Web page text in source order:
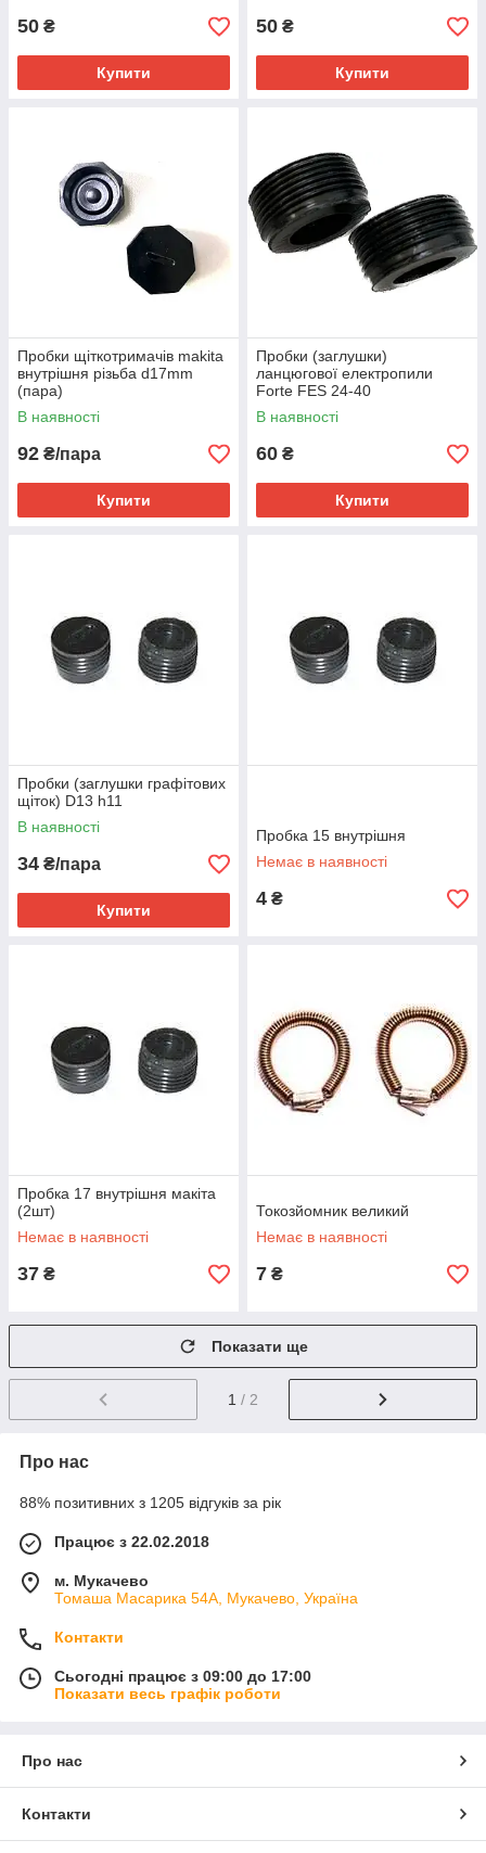
50 ₴
Купити
50 ₴
Купити
Пробки щіткотримачів makita
внутрішня різьба d17mm
(пара)
В наявності
92 ₴/пара
Купити
Пробки (заглушки)
ланцюгової електропили
Forte FES 24-40
В наявності
60 ₴
Купити
Пробки (заглушки графітових
щіток) D13 h11
В наявності
34 ₴/пара
Купити
Пробка 15 внутрішня
Немає в наявності
4 ₴
Пробка 17 внутрішня макіта
(2шт)
Немає в наявності
37 ₴
Токозйомник великий
Немає в наявності
7 ₴
Показати ще
1 / 2
Про нас
88% позитивних з 1205 відгуків за рік
Працює з 22.02.2018
м. Мукачево
Томаша Масарика 54А, Мукачево, Україна
Контакти
Сьогодні працює з 09:00 до 17:00
Показати весь графік роботи
Про нас
Контакти